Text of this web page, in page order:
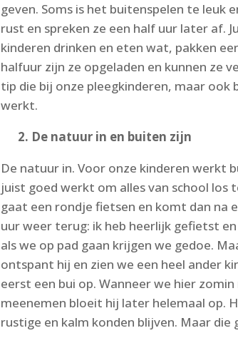
geven. Soms is het buitenspelen te leuk
rust en spreken ze een half uur later af.
kinderen drinken en eten wat, pakken
halfuur zijn ze opgeladen en kunnen ze
tip die bij onze pleegkinderen, maar ook
werkt.
2. De natuur in en buiten zijn
De natuur in. Voor onze kinderen werkt
juist goed werkt om alles van school los
gaat een rondje fietsen en komt dan na
uur weer terug: ik heb heerlijk gefietst
als we op pad gaan krijgen we gedoe.
ontspant hij en zien we een heel ander
eerst een bui op. Wanneer we hier
meenemen bloeit hij later helemaal op.
rustige en kalm konden blijven. Maar die